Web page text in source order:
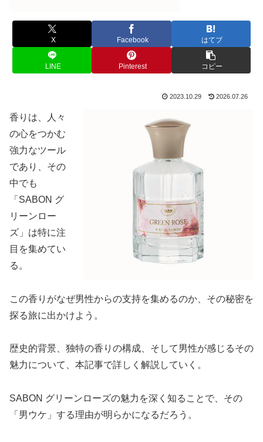
X Facebook はてブ
LINE Pinterest コピー
2023.10.29 2026.07.26
香りは、人々
の心をつかむ
強力なツール
であり、その
中でも
「SABON グ
リーンロー
ズ」は特に注
目を集めてい
る。
この香りがなぜ男性からの支持を集めるのか、その秘密を
探る旅に出かけよう。
歴史的背景、独特の香りの構成、そして男性が感じるその
魅力について、本記事で詳しく解説していく。
SABON グリーンローズの魅力を深く知ることで、その
「男ウケ」する理由が明らかになるだろう。